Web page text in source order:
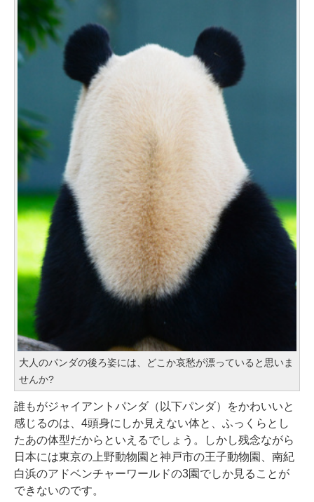
大人のパンダの後ろ姿には、どこか哀愁が漂っていると思いま
せんか?
誰もがジャイアントパンダ（以下パンダ）をかわいいと
感じるのは、4頭身にしか見えない体と、ふっくらとし
たあの体型だからといえるでしょう。しかし残念ながら
日本には東京の上野動物園と神戸市の王子動物園、南紀
白浜のアドベンチャーワールドの3園でしか見ることが
できないのです。